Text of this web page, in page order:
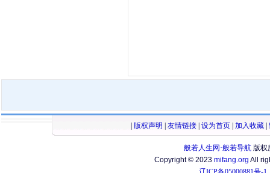
版权声明 友情链接 设为首页 加入收藏
般若人生网·般若导航版权
Copyright © 2023 mifang.org All